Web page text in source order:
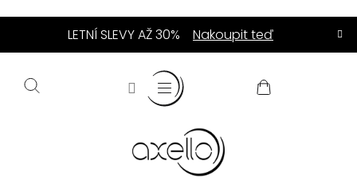
obsah
LETNÍ SLEVY AŽ 30% Nakoupit teď